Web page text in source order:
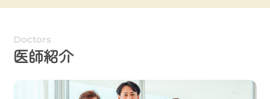
Doctors
医師紹介